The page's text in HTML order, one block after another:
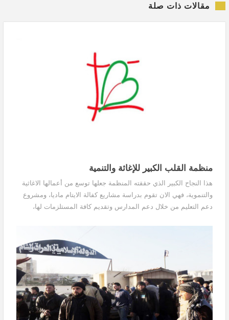
مقالات ذات صلة
منظمة القلب الكبير للإغاثة والتنمية
هذا النجاح الكبير الذي حققته المنظمة جعلها توسع من أعمالها الاغاثية
والتنموية، فهي الان تقوم بدراسة مشاريع كفالة الايتام ماديا، ومشروع
دعم التعليم من خلال دعم المدارس وتقديم كافة المستلزمات لها،